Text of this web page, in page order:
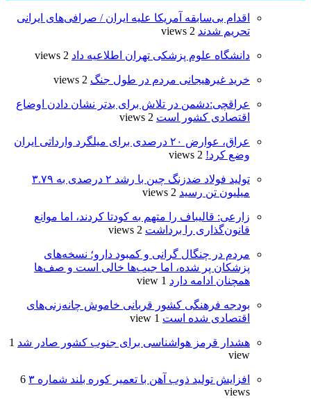
اقدام بی‌سابقه آمریکا علیه ایران / صرافی‌های ایرانی
تحریم شدند 2 views
دانشگاه علوم پزشکی تهران اطلاعیه داد 2 views
خرید غیرهیجانی مردم در طول جنگ 2 views
عراقچی:دشمن در تلاش برای بدتر نشان دادن اوضاع
اقتصادی کشور است 2 views
عراق، عوارض ۲۰ درصدی برای میلگرد وارداتی ایران
وضع کرد! 2 views
تولید فولاد ضدزنگ چین با رشد ۲ درصدی به ۳.۷۹
میلیون تن رسید 2 views
زارعی: قالیباف را متهم به کودتا کردند، اما موانع
قانون‌گذاری را برداشت 2 views
مردم در چنگال گرانی و کمبود دارو؛ نسخه‌های
پزشکان پر شده، اما جیب‌ها خالی است و صف‌ها
همچنان ادامه دارد 1 view
بودجه فرهنگی کشور قربانی خاموش چانه‌زنی‌های
اقتصادی شده است 1 view
هشدار قرمز هواشناسی برای جنوب کشور صادر شد 1
view
افزایش تولید ذوب آهن با تعمیر کوره بلند شماره ۳
6
views